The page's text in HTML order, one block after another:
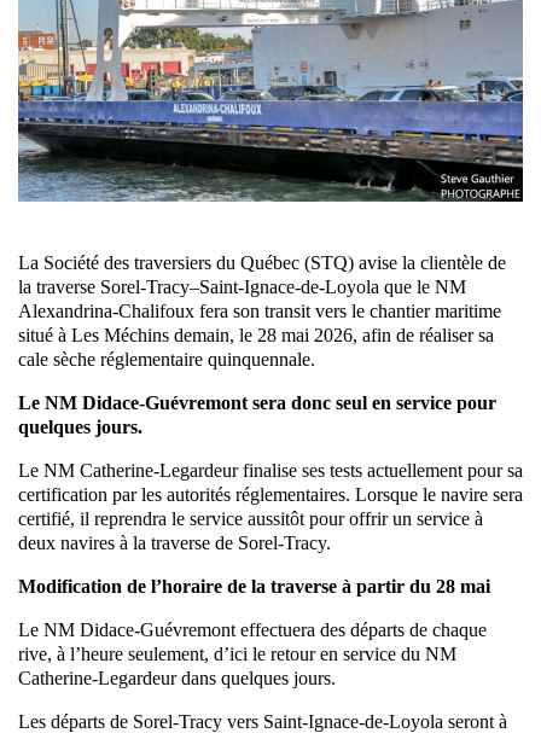
La Société des traversiers du Québec (STQ) avise la clientèle de
la traverse Sorel-Tracy–Saint-Ignace-de-Loyola que le NM
Alexandrina-Chalifoux fera son transit vers le chantier maritime
situé à Les Méchins demain, le 28 mai 2026, afin de réaliser sa
cale sèche réglementaire quinquennale.
Le NM Didace-Guévremont sera donc seul en service pour
quelques jours.
Le NM Catherine-Legardeur finalise ses tests actuellement pour sa
certification par les autorités réglementaires. Lorsque le navire sera
certifié, il reprendra le service aussitôt pour offrir un service à
deux navires à la traverse de Sorel-Tracy.
Modification de l’horaire de la traverse à partir du 28 mai
Le NM Didace-Guévremont effectuera des départs de chaque
rive, à l’heure seulement, d’ici le retour en service du NM
Catherine-Legardeur dans quelques jours.
Les départs de Sorel-Tracy vers Saint-Ignace-de-Loyola seront à